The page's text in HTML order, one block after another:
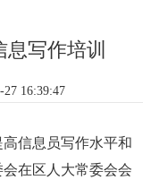
写作培训
16:39:47
信息员写作水平和
在区人大常委会会